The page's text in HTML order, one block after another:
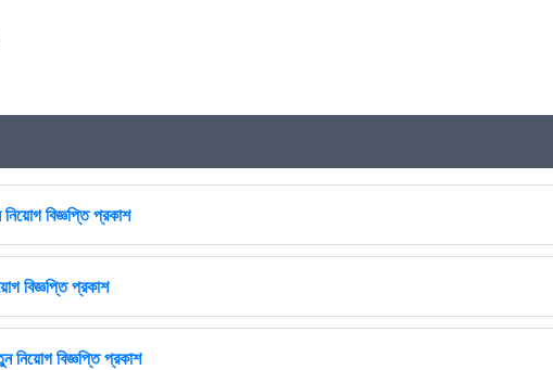
নিয়োগ বিজ্ঞপ্তি প্রকাশ
বিজ্ঞপ্তি প্রকাশ
নিয়োগ বিজ্ঞপ্তি প্রকাশ